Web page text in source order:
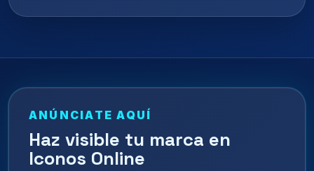
ANÚNCIATE AQUÍ
Haz visible tu marca en
Iconos Online